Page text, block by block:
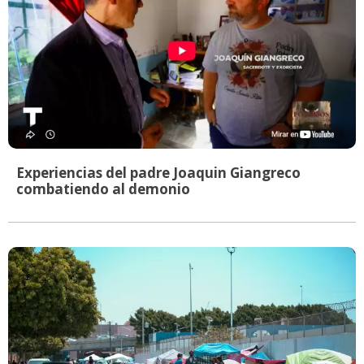
Experiencias del padre Joaquin Giangreco
combatiendo al demonio